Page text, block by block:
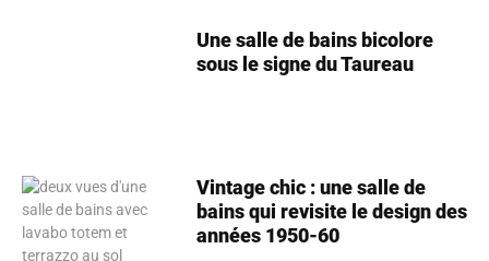
Une salle de bains bicolore
sous le signe du Taureau
Vintage chic : une salle de
bains qui revisite le design des
années 1950-60